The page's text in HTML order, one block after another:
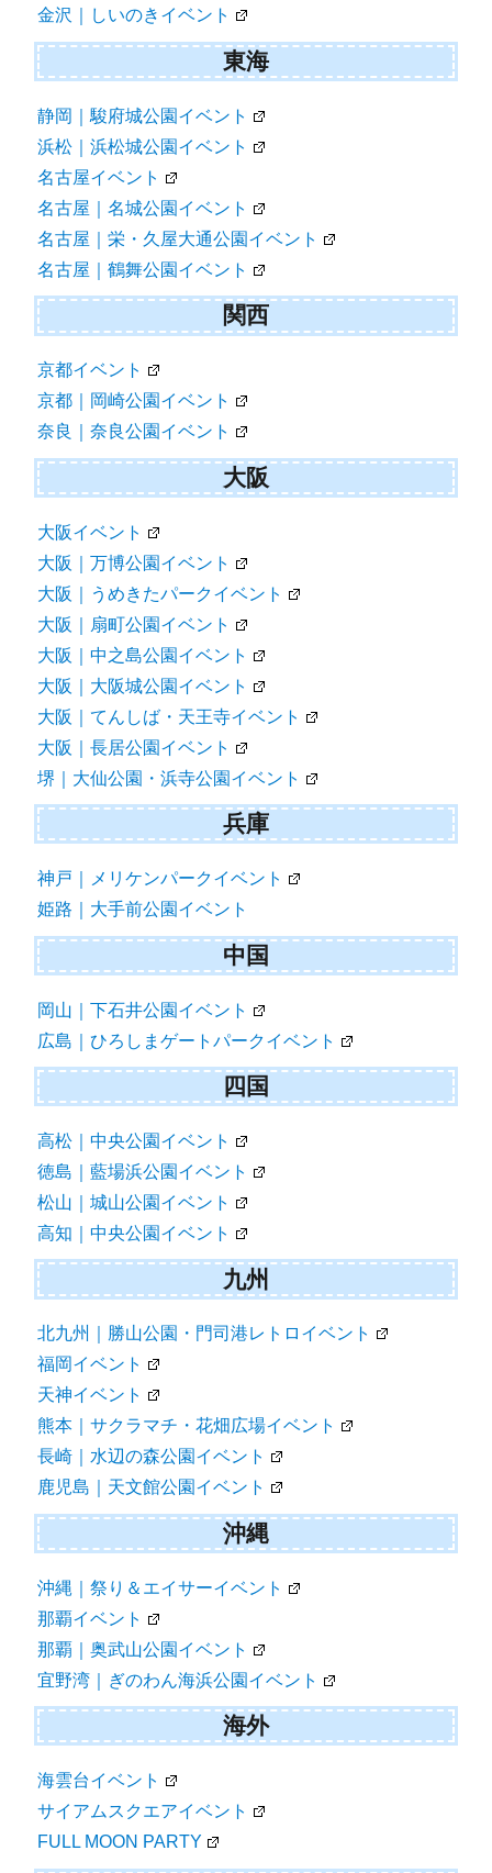
金沢｜しいのきイベント
東海
静岡｜駿府城公園イベント
浜松｜浜松城公園イベント
名古屋イベント
名古屋｜名城公園イベント
名古屋｜栄・久屋大通公園イベント
名古屋｜鶴舞公園イベント
関西
京都イベント
京都｜岡崎公園イベント
奈良｜奈良公園イベント
大阪
大阪イベント
大阪｜万博公園イベント
大阪｜うめきたパークイベント
大阪｜扇町公園イベント
大阪｜中之島公園イベント
大阪｜大阪城公園イベント
大阪｜てんしば・天王寺イベント
大阪｜長居公園イベント
堺｜大仙公園・浜寺公園イベント
兵庫
神戸｜メリケンパークイベント
姫路｜大手前公園イベント
中国
岡山｜下石井公園イベント
広島｜ひろしまゲートパークイベント
四国
高松｜中央公園イベント
徳島｜藍場浜公園イベント
松山｜城山公園イベント
高知｜中央公園イベント
九州
北九州｜勝山公園・門司港レトロイベント
福岡イベント
天神イベント
熊本｜サクラマチ・花畑広場イベント
長崎｜水辺の森公園イベント
鹿児島｜天文館公園イベント
沖縄
沖縄｜祭り＆エイサーイベント
那覇イベント
那覇｜奥武山公園イベント
宜野湾｜ぎのわん海浜公園イベント
海外
海雲台イベント
サイアムスクエアイベント
FULL MOON PARTY